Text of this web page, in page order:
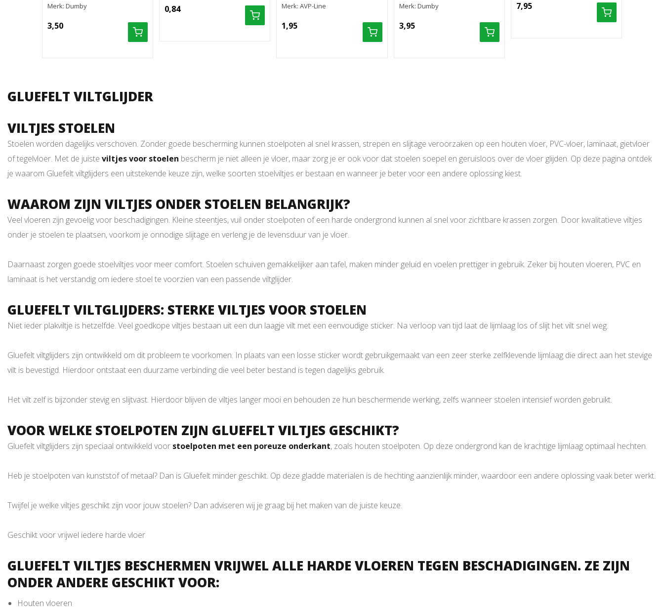
Merk: Dumby
3,50
0,84
Merk: AVP-Line
1,95
Merk: Dumby
3,95
7,95
GLUEFELT VILTGLIJDER
VILTJES STOELEN
Stoelen worden dagelijks verschoven. Zonder goede bescherming kunnen stoelpoten al snel krassen, strepen en slijtage veroorzaken op een houten vloer, PVC-vloer, laminaat, gietvloer
of tegelvloer. Met de juiste viltjes voor stoelen bescherm je niet alleen je vloer, maar zorg je er ook voor dat stoelen soepel en geruisloos over de vloer glijden. Op deze pagina ontdek
je waarom Gluefelt viltglijders een uitstekende keuze zijn, welke soorten stoelviltjes er bestaan en wanneer je beter voor een andere oplossing kiest.
WAAROM ZIJN VILTJES ONDER STOELEN BELANGRIJK?
Veel vloeren zijn gevoelig voor beschadigingen. Kleine steentjes, vuil onder stoelpoten of een harde ondergrond kunnen al snel voor zichtbare krassen zorgen. Door kwalitatieve viltjes
onder je stoelen te plaatsen, voorkom je onnodige slijtage en verleng je de levensduur van je vloer.
Daarnaast zorgen goede stoelviltjes voor meer comfort. Stoelen schuiven gemakkelijker aan tafel, maken minder geluid en voelen prettiger in gebruik. Zeker bij houten vloeren, PVC en
laminaat is het verstandig om iedere stoel te voorzien van een passende viltglijder.
GLUEFELT VILTGLIJDERS: STERKE VILTJES VOOR STOELEN
Niet ieder plakviltje is hetzelfde. Veel goedkope viltjes bestaan uit een dun laagje vilt met een eenvoudige sticker. Na verloop van tijd laat de lijmlaag los of slijt het vilt snel weg.
Gluefelt viltglijders zijn ontwikkeld om dit probleem te voorkomen. In plaats van een losse sticker wordt gebruikgemaakt van een zeer sterke zelfklevende lijmlaag die direct aan het stevige
vilt is bevestigd. Hierdoor ontstaat een duurzame verbinding die veel beter bestand is tegen dagelijks gebruik.
Het vilt zelf is bijzonder stevig en slijtvast. Hierdoor blijven de viltjes langer mooi en behouden ze hun beschermende werking, zelfs wanneer stoelen intensief worden gebruikt.
VOOR WELKE STOELPOTEN ZIJN GLUEFELT VILTJES GESCHIKT?
Gluefelt viltglijders zijn speciaal ontwikkeld voor stoelpoten met een poreuze onderkant, zoals houten stoelpoten. Op deze ondergrond kan de krachtige lijmlaag optimaal hechten.
Heb je stoelpoten van kunststof of metaal? Dan is Gluefelt minder geschikt. Op deze gladde materialen is de hechting aanzienlijk minder, waardoor een andere oplossing vaak beter werkt.
Twijfel je welke viltjes geschikt zijn voor jouw stoelen? Dan adviseren wij je graag bij het maken van de juiste keuze.
Geschikt voor vrijwel iedere harde vloer
GLUEFELT VILTJES BESCHERMEN VRIJWEL ALLE HARDE VLOEREN TEGEN BESCHADIGINGEN. ZE ZIJN
ONDER ANDERE GESCHIKT VOOR:
Houten vloeren